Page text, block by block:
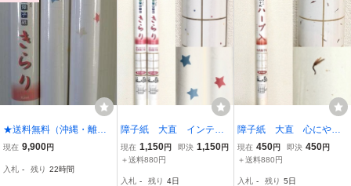
★送料無料（沖縄・離島
を除く）★障子紙★イン
枚分/本）★1箱（30本入
現在 9,900円
入札 - 残り 22時間
障子紙 大直 インテリ
ア障子紙 きらり 紙巾9
4cm×紙長さ3.6m 障子2
現在 1,150円 即決 1,150円
＋送料880円
入札 - 残り 4日
障子紙 大直 心にやさ
しい障子紙ハーブ入り
サフラワー 紙巾94cm×
現在 450円 即決 450円
＋送料880円
入札 - 残り 5日